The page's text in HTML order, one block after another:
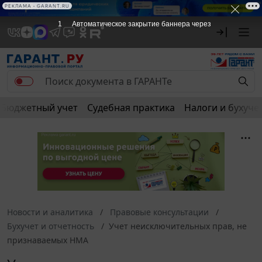
РЕКЛАМА
Бюджетный учет Судебная практика Налоги и
Новости и аналитика
Правовые консультации
Бухучет и отчетность
Учет неисключительных прав, не
признаваемых НМА